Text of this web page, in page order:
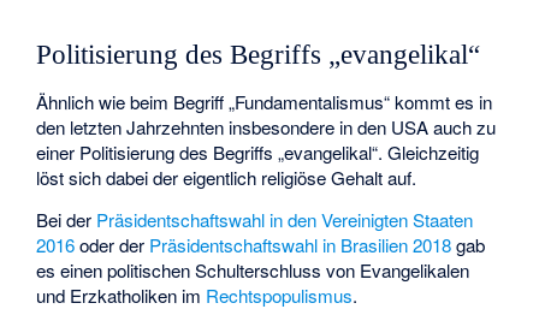
Politisierung des Begriffs „evangelikal“
Ähnlich wie beim Begriff „Fundamentalismus“ kommt es in
den letzten Jahrzehnten insbesondere in den USA auch zu
einer Politisierung des Begriffs „evangelikal“. Gleichzeitig
löst sich dabei der eigentlich religiöse Gehalt auf.
Bei der Präsidentschaftswahl in den Vereinigten Staaten
2016oder der Präsidentschaftswahl in Brasilien 2018gab
es einen politischen Schulterschluss von Evangelikalen
und Erzkatholiken im Rechtspopulismus.